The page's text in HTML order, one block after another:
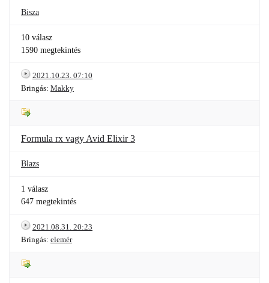
Bisza
10 válasz
1590 megtekintés
2021.10.23. 07:10
Bringás: Makky
Formula rx vagy Avid Elixir 3
Blazs
1 válasz
647 megtekintés
2021.08.31. 20:23
Bringás: elemér